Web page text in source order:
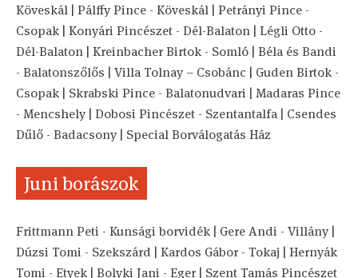
Köveskál | Pálffy Pince - Köveskál | Petrányi Pince -
Csopak | Konyári Pincészet - Dél-Balaton | Légli Otto -
Dél-Balaton | Kreinbacher Birtok - Somló | Béla és Bandi
- Balatonszőlős | Villa Tolnay – Csobánc | Guden Birtok -
Csopak | Skrabski Pince - Balatonudvari | Madaras Pince
- Mencshely | Dobosi Pincészet - Szentantalfa | Csendes
Dűlő - Badacsony | Special Borválogatás Ház
Juni borászok
Frittmann Peti - Kunsági borvidék | Gere Andi - Villány |
Dúzsi Tomi - Szekszárd | Kardos Gábor - Tokaj | Hernyák
Tomi - Etyek | Bolyki Jani - Eger | Szent Tamás Pincészet